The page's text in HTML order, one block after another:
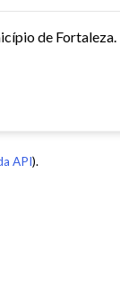
de Fortaleza.
API).